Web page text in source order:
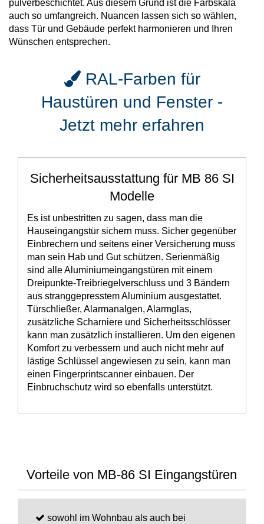
pulverbeschichtet. Aus diesem Grund ist die Farbskala
auch so umfangreich. Nuancen lassen sich so wählen,
dass Tür und Gebäude perfekt harmonieren und Ihren
Wünschen entsprechen.
RAL-Farben für
Haustüren und Fenster -
Jetzt mehr erfahren
Sicherheitsausstattung für MB 86 SI
Modelle
Es ist unbestritten zu sagen, dass man die
Hauseingangstür sichern muss. Sicher gegenüber
Einbrechern und seitens einer Versicherung muss
man sein Hab und Gut schützen. Serienmäßig
sind alle Aluminiumeingangstüren mit einem
Dreipunkte-Treibriegelverschluss und 3 Bändern
aus stranggepresstem Aluminium ausgestattet.
Türschließer, Alarmanalgen, Alarmglas,
zusätzliche Scharniere und Sicherheitsschlösser
kann man zusätzlich installieren. Um den eigenen
Komfort zu verbessern und auch nicht mehr auf
lästige Schlüssel angewiesen zu sein, kann man
einen Fingerprintscanner einbauen. Der
Einbruchschutz wird so ebenfalls unterstützt.
Vorteile von MB-86 SI Eingangstüren
sowohl im Wohnbau als auch bei